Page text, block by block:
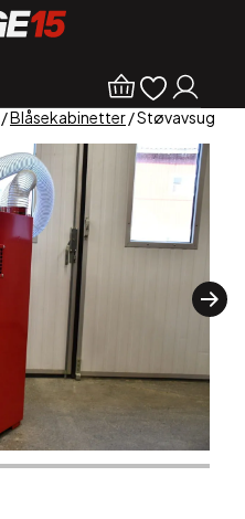
/Blåsekabinetter/ Støvavsug